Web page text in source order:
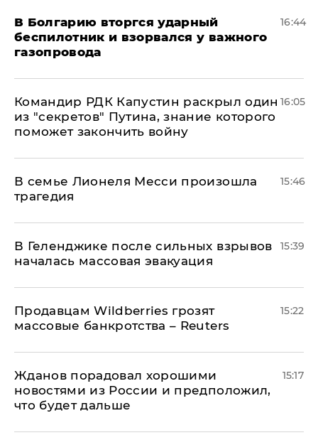
В Болгарию вторгся ударный
беспилотник и взорвался у важного
газопровода
16:44
Командир РДК Капустин раскрыл один
из "секретов" Путина, знание которого
поможет закончить войну
16:05
В семье Лионеля Месси произошла
трагедия
15:46
В Геленджике после сильных взрывов
началась массовая эвакуация
15:39
Продавцам Wildberries грозят
массовые банкротства – Reuters
15:22
Жданов порадовал хорошими
новостями из России и предположил,
что будет дальше
15:17